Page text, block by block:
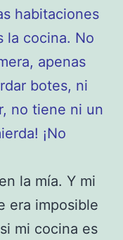
habitaciones
la cocina. No
apenas
botes, ni
no tiene ni un
¡No
la mía. Y mi
era imposible
mi cocina es